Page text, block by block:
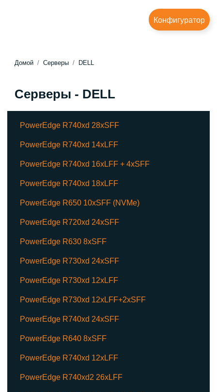
Конфигуратор
Домой Серверы DELL
Серверы - DELL
PowerEdge R740xd 28xSFF
PowerEdge R740xd 14xLFF
PowerEdge R740xd 16xLFF + 4xSFF
PowerEdge R740xd 18xLFF
PowerEdge R650 10xSFF (NVMe)
PowerEdge R720xd 24xSFF
PowerEdge R630 8xSFF
PowerEdge R730xd 24xSFF
PowerEdge R730xd 12xLFF
PowerEdge R730xd 12xLFF+2xSFF
PowerEdge R740xd 24xSFF
PowerEdge R640 8xSFF
PowerEdge R740xd 12xLFF
PowerEdge R740xd2 26xLFF